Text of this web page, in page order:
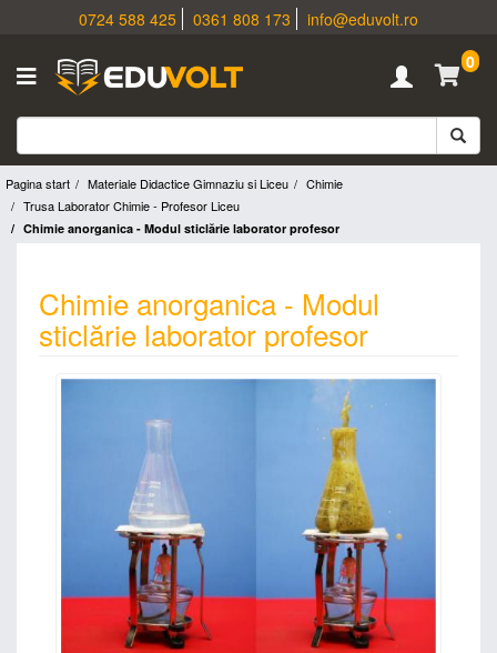
0724 588 425 0361 808 173
info@eduvolt.ro
0
Pagina start Materiale Didactice Gimnaziu si Liceu
Chimie
Trusa Laborator Chimie - Profesor Liceu
Chimie anorganica - Modul sticlărie laborator profesor
Chimie anorganica - Modul
sticlărie laborator profesor